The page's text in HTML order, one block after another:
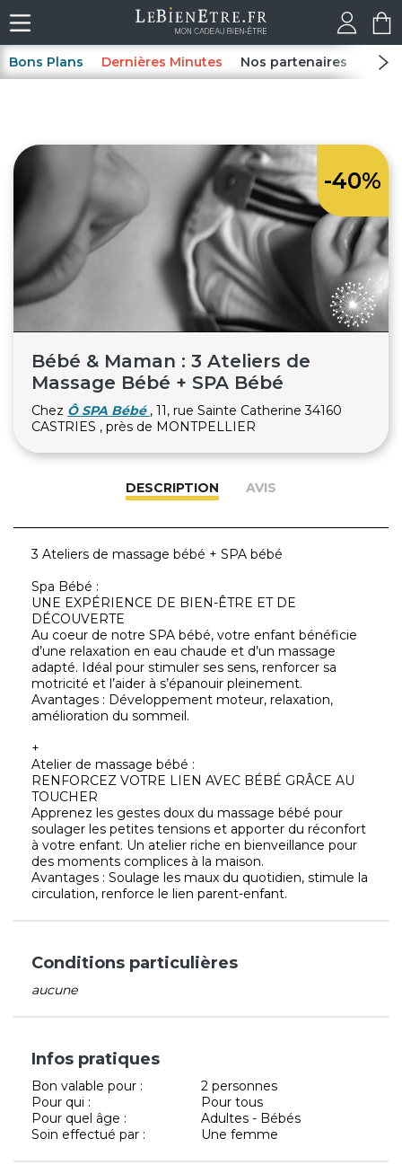
Bons Plans Dernières Minutes Nos partenaires Spas
-40%
Bébé & Maman : 3 Ateliers de
Massage Bébé + SPA Bébé
Chez Ô SPA Bébé , 11, rue Sainte Catherine 34160
CASTRIES , près de MONTPELLIER
DESCRIPTION AVIS
3 Ateliers de massage bébé + SPA bébé
Spa Bébé :
UNE EXPÉRIENCE DE BIEN-ÊTRE ET DE
DÉCOUVERTE
Au coeur de notre SPA bébé, votre enfant bénéficie
d’une relaxation en eau chaude et d’un massage
adapté. Idéal pour stimuler ses sens, renforcer sa
motricité et l’aider à s’épanouir pleinement.
Avantages : Développement moteur, relaxation,
amélioration du sommeil.
+
Atelier de massage bébé :
RENFORCEZ VOTRE LIEN AVEC BÉBÉ GRÂCE AU
TOUCHER
Apprenez les gestes doux du massage bébé pour
soulager les petites tensions et apporter du réconfort
à votre enfant. Un atelier riche en bienveillance pour
des moments complices à la maison.
Avantages : Soulage les maux du quotidien, stimule la
circulation, renforce le lien parent-enfant.
Conditions particulières
aucune
Infos pratiques
Bon valable pour :
2 personnes
Pour qui :
Pour tous
Pour quel âge :
Adultes - Bébés
Soin effectué par :
Une femme